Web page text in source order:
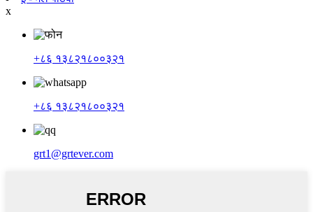
x
+८६ १३८२१८००३२१
+८६ १३८२१८००३२१
grt1@grtever.com